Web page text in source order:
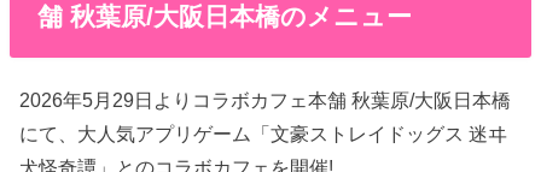
舗 秋葉原/大阪日本橋のメニュー
2026年5月29日よりコラボカフェ本舗 秋葉原/大阪日本橋
にて、大人気アプリゲーム「文豪ストレイドッグス 迷ヰ
犬怪奇譚」とのコラボカフェを開催!